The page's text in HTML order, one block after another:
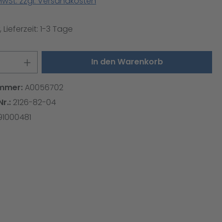
Lieferzeit: 1-3 Tage
Anzahl: Gib den gewünschten
In den Warenkorb
A0056702
2126-82-04